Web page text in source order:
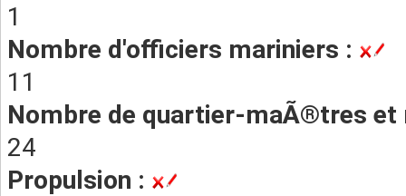
1
Nombre d'officiers mariniers :
11
Nombre de quartier-maÃ®tres
24
Propulsion :